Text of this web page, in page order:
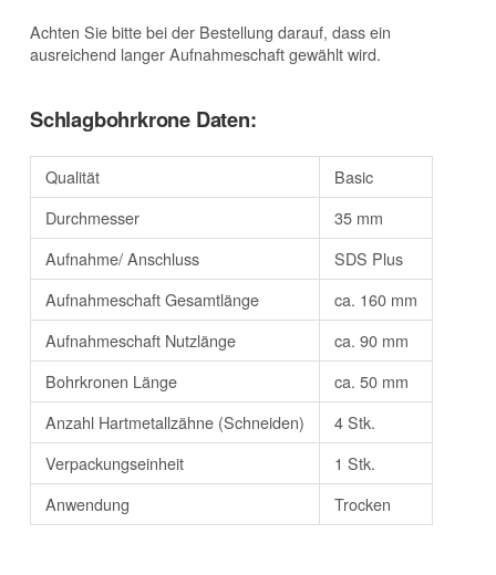
Achten Sie bitte bei der Bestellung darauf, dass ein
ausreichend langer Aufnahmeschaft gewählt wird.
Schlagbohrkrone Daten:
Qualität
Basic
Durchmesser
35 mm
Aufnahme/ Anschluss
SDS Plus
Aufnahmeschaft Gesamtlänge
ca. 160 mm
Aufnahmeschaft Nutzlänge
ca. 90 mm
Bohrkronen Länge
ca. 50 mm
Anzahl Hartmetallzähne (Schneiden)
4 Stk.
Verpackungseinheit
1 Stk.
Anwendung
Trocken